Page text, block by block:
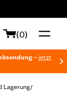
(0)
– jetzt
Lagerung/